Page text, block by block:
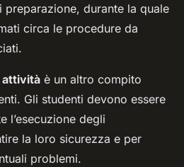
preparazione, durante la quale
circa le procedure da
attività è un altro compito
Gli studenti devono essere
l’esecuzione degli
la loro sicurezza e per
problemi.